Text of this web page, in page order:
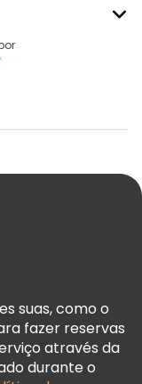
suas, como o
fazer reservas
através da
durante o